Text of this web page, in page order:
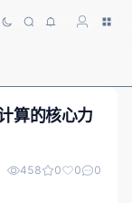
算的核心力
458 0 0 0